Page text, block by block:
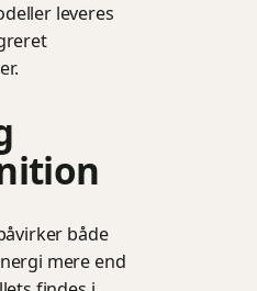
leveres
både
mere end